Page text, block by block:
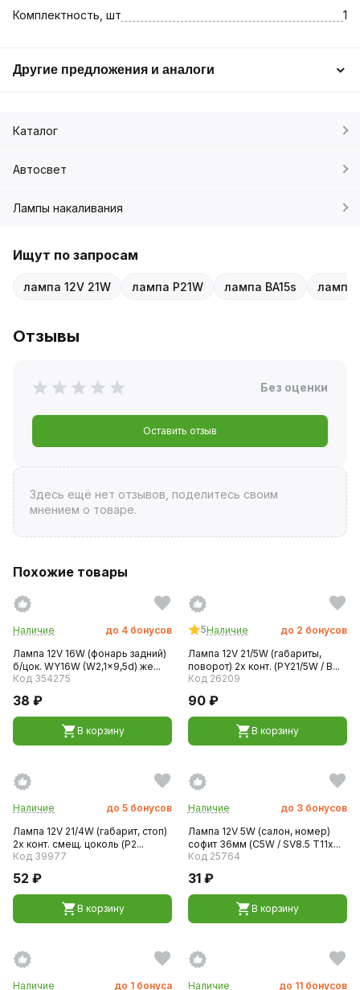
Комплектность, шт 1
Другие предложения и аналоги
Каталог
Автосвет
Лампы накаливания
Ищут по запросам
лампа 12V 21W лампа P21W лампа BA15s лампа
Отзывы
Без оценки
Оставить отзыв
Здесь ещё нет отзывов, поделитесь своим
мнением о товаре.
Похожие товары
Наличие до 4 бонусов
Лампа 12V 16W (фонарь задний)
б/цок. WY16W (W2,1x9,5d) же...
Код 354275
38 ₽
В корзину
5Наличие до 2 бонусов
Лампа 12V 21/5W (габариты,
поворот) 2х конт. (PY21/5W / B...
Код 26209
90 ₽
В корзину
Наличие до 5 бонусов
Лампа 12V 21/4W (габарит, стоп)
2х конт. смещ. цоколь (P2...
Код 39977
52 ₽
В корзину
Наличие до 3 бонусов
Лампа 12V 5W (салон, номер)
софит 36мм (C5W / SV8.5 T11x...
Код 25764
31 ₽
В корзину
Наличие до 1 бонуса
Наличие до 11 бонусов